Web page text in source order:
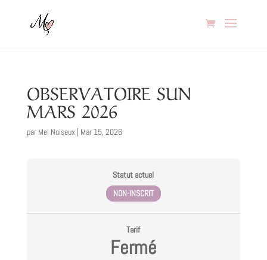
OBSERVATOIRE SUN
MARS 2026
par Mel Noiseux | Mar 15, 2026
Statut actuel
NON-INSCRIT
Tarif
Fermé